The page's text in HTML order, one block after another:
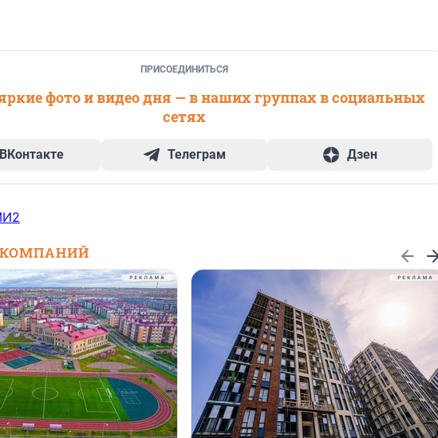
ПРИСОЕДИНИТЬСЯ
фото и видео дня — в наших группах в социальных
сетях
ВКонтакте Телеграм Дзен